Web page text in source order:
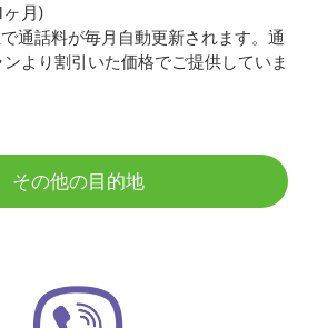
月)
通話料が毎月自動更新されます。通
より割引いた価格でご提供していま
その他の目的地